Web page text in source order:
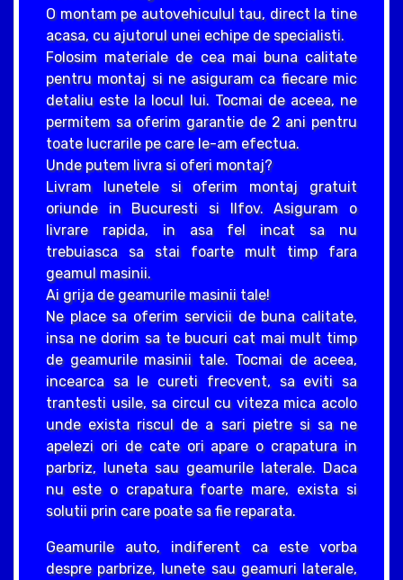
O montam pe autovehiculul tau, direct la tine
acasa, cu ajutorul unei echipe de specialisti.
Folosim materiale de cea mai buna calitate
pentru montaj si ne asiguram ca fiecare mic
detaliu este la locul lui. Tocmai de aceea, ne
permitem sa oferim garantie de 2 ani pentru
toate lucrarile pe care le-am efectua.
Unde putem livra si oferi montaj?
Livram lunetele si oferim montaj gratuit
oriunde in Bucuresti si Ilfov. Asiguram o
livrare rapida, in asa fel incat sa nu
trebuiasca sa stai foarte mult timp fara
geamul masinii.
Ai grija de geamurile masinii tale!
Ne place sa oferim servicii de buna calitate,
insa ne dorim sa te bucuri cat mai mult timp
de geamurile masinii tale. Tocmai de aceea,
incearca sa le cureti frecvent, sa eviti sa
trantesti usile, sa circul cu viteza mica acolo
unde exista riscul de a sari pietre si sa ne
apelezi ori de cate ori apare o crapatura in
parbriz, luneta sau geamurile laterale. Daca
nu este o crapatura foarte mare, exista si
solutii prin care poate sa fie reparata.
Geamurile auto, indiferent ca este vorba
despre parbrize, lunete sau geamuri laterale,